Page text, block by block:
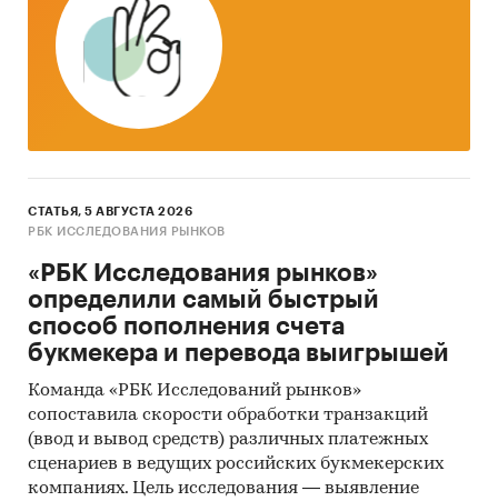
СТАТЬЯ, 5 АВГУСТА 2026
РБК ИССЛЕДОВАНИЯ РЫНКОВ
«РБК Исследования рынков»
определили самый быстрый
способ пополнения счета
букмекера и перевода выигрышей
Команда «РБК Исследований рынков»
сопоставила скорости обработки транзакций
(ввод и вывод средств) различных платежных
сценариев в ведущих российских букмекерских
компаниях. Цель исследования — выявление